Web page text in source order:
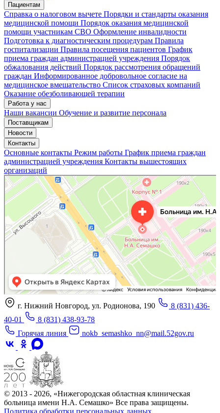
Пациентам
Справка о налоговом вычете Порядки и стандарты оказания
медицинской помощи Порядок оказания медицинской
помощи участникам СВО Оформление инвалидности
Подготовка к диагностическим процедурам Правила
госпитализации Правила посещения пациентов График
приема граждан администрацией учреждения Порядок
обжалования действий Порядок рассмотрения обращений
граждан Информированное добровольное согласие на
медицинское вмешательство Список страховых компаний
Оказание обезболивающей терапии
Работа у нас
Наши вакансии Обучение и развитие персонала
Поставщикам
Новости
Контакты
Основные контакты Режим работы График приема граждан
администрацией учреждения Контакты вышестоящих
организаций
«Нижегородская областная клиническая больница имени Н.А. Семашко»
Отделение больницы, госпиталя в Нижнем Новгороде
Больница для взрослых в Нижнем Новгороде
г. Нижний Новгород, ул. Родионова, 190
8 (831) 436-
40-01
8 (831) 438-93-78
Горячая линия
nokb_semashko_nn@mail.52gov.ru
© 2013 - 2026, «Нижегородская областная клиническая
больница имени Н.А. Семашко» Все права защищены.
Политика обработки персональных данных